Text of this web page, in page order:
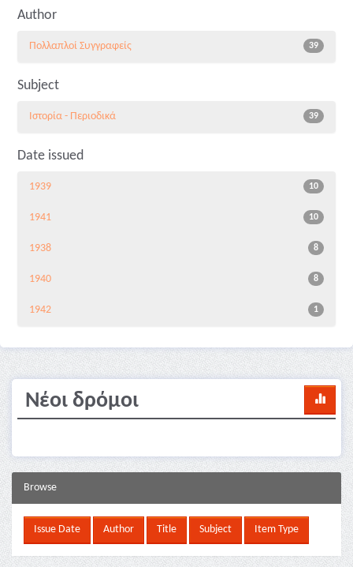
Author
39
Πολλαπλοί Συγγραφείς
Subject
39
Ιστορία - Περιοδικά
Date issued
10
1939
10
1941
8
1938
8
1940
1
1942
Νέοι δρόμοι
Browse